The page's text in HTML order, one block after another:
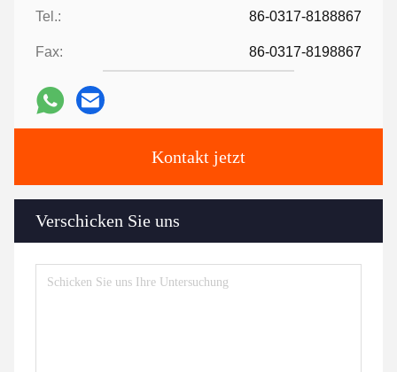
Tel.: 86-0317-8188867
Fax: 86-0317-8198867
Kontakt jetzt
Verschicken Sie uns